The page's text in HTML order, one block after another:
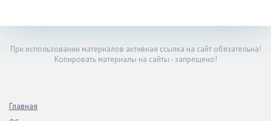
При использовании материалов активная ссылка на сайт обязательна!
Копировать материалы на сайты - запрещено!
Главная